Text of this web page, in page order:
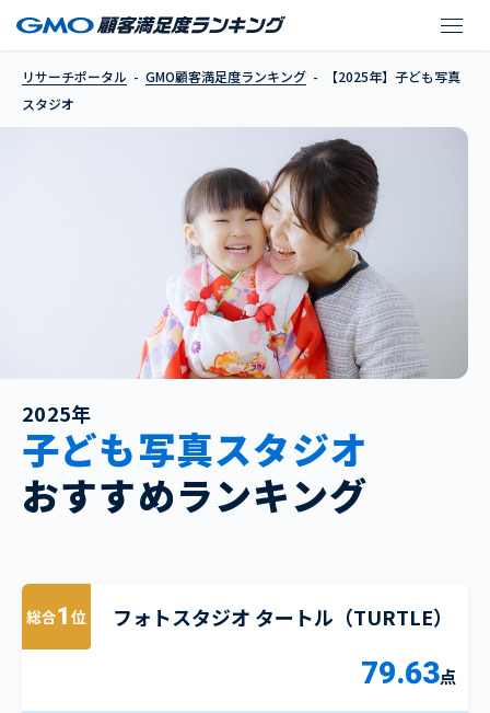
【2025年】子ども写真
リサーチポータル GMO顧客満足度ランキング
【2025年】子ども写真
スタジオ
2025年
子ども写真スタジオ
おすすめランキング
総合1 位 フォトスタジオ タートル（TURTLE）
79.63点